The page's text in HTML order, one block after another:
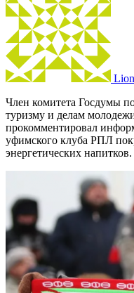
Член комитета Госдумы
туризму и делам
прокомментировал
уфимского клуба РПЛ
энергетических напитков.